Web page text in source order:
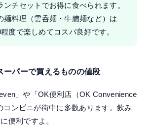
ンチセットでお得に食べられます。
麺料理（雲呑麺・牛腩麺など）は
度で楽しめてコスパ良好です。
ーパーで買えるものの値段
」や「OK便利店（OK Convenience
コンビニが街中に多数あります。飲み
便利ですよ。